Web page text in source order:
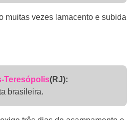
muitas vezes lamacento e subida
Teresópolis(RJ):
brasileira.